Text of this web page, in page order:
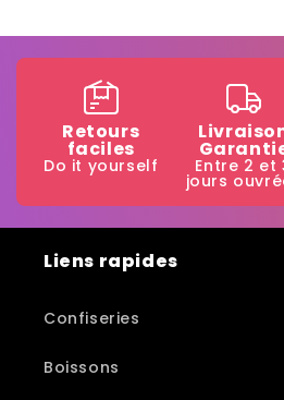
Retours
faciles
Do it yourself Entre 2 et
jours
Liens rapides
Confiseries
Boissons